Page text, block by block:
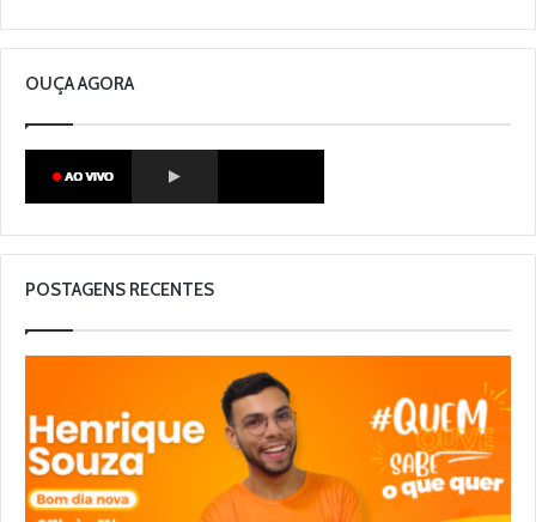
OUÇA AGORA
POSTAGENS RECENTES